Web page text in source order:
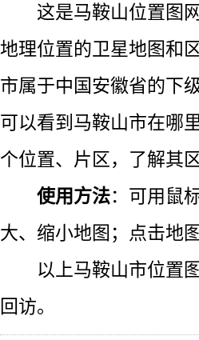
这是马鞍山位置图
地理位置的卫星地图和
市属于中国安徽省的下
可以看到马鞍山市在哪
个位置、片区，了解其
使用方法：可用鼠
大、缩小地图；点击地
以上马鞍山市位置
回访。